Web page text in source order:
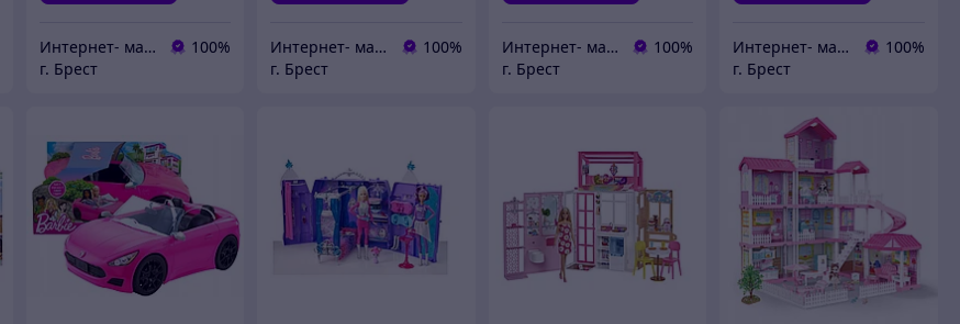
Интернет- магазин O'кей маркет
100%
г. Брест
Интернет- магазин O'кей маркет
100%
г. Брест
Интернет- магазин O'кей маркет
100%
г. Брест
Интернет- магазин O'кей маркет
100%
г. Брест